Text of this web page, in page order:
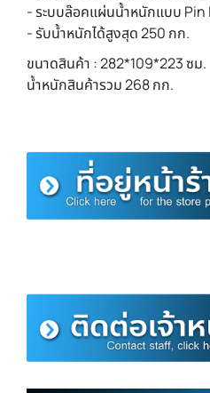
- ระบบล๊อคแผ่นน้ำหนักแบบ Pin
- รับน้ำหนักได้สูงสุด 250 กก.
ขนาดสินค้า : 282*109*223 ซม.
น้ำหนักสินค้ารวม 268 กก.